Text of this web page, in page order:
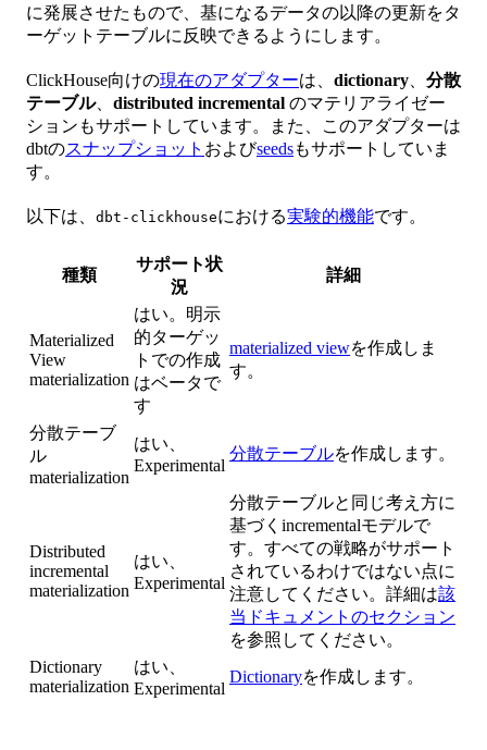
に発展させたもので、基になるデータの以降の更新をタ
ーゲットテーブルに反映できるようにします。
ClickHouse向けの現在のアダプターは、 dictionary
分散
テーブル、 distributed incremental のマテリアライゼー
ションもサポートしています。また、このアダプターは
dbtのスナップショット およびseedsもサポートしていま
す。
以下は、 dbt-clickhouseにおける実験的機能です。
種類
サポート状
況
詳細
Materialized
View
materialization
はい。明示
的ターゲッ
トでの作成
はベータで
す
materialized viewを作成しま
す。
分散テーブ
ル
materialization
はい、
Experimental
分散テーブルを作成します。
Distributed
incremental
materialization
はい、
Experimental
分散テーブルと同じ考え方に
基づくincrementalモデルで
す。すべての戦略がサポート
されているわけではない点に
注意してください。詳細は該
当ドキュメントのセクション
を参照してください。
Dictionary
materialization
はい、
Experimental
Dictionaryを作成します。